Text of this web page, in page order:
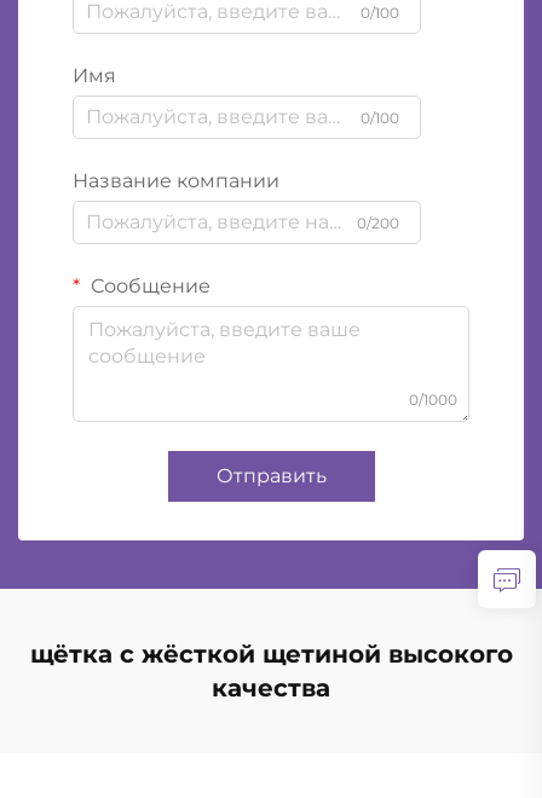
0/100
Имя
0/100
Название компании
0/200
Сообщение
0/1000
Отправить
щётка с жёсткой щетиной высокого
качества